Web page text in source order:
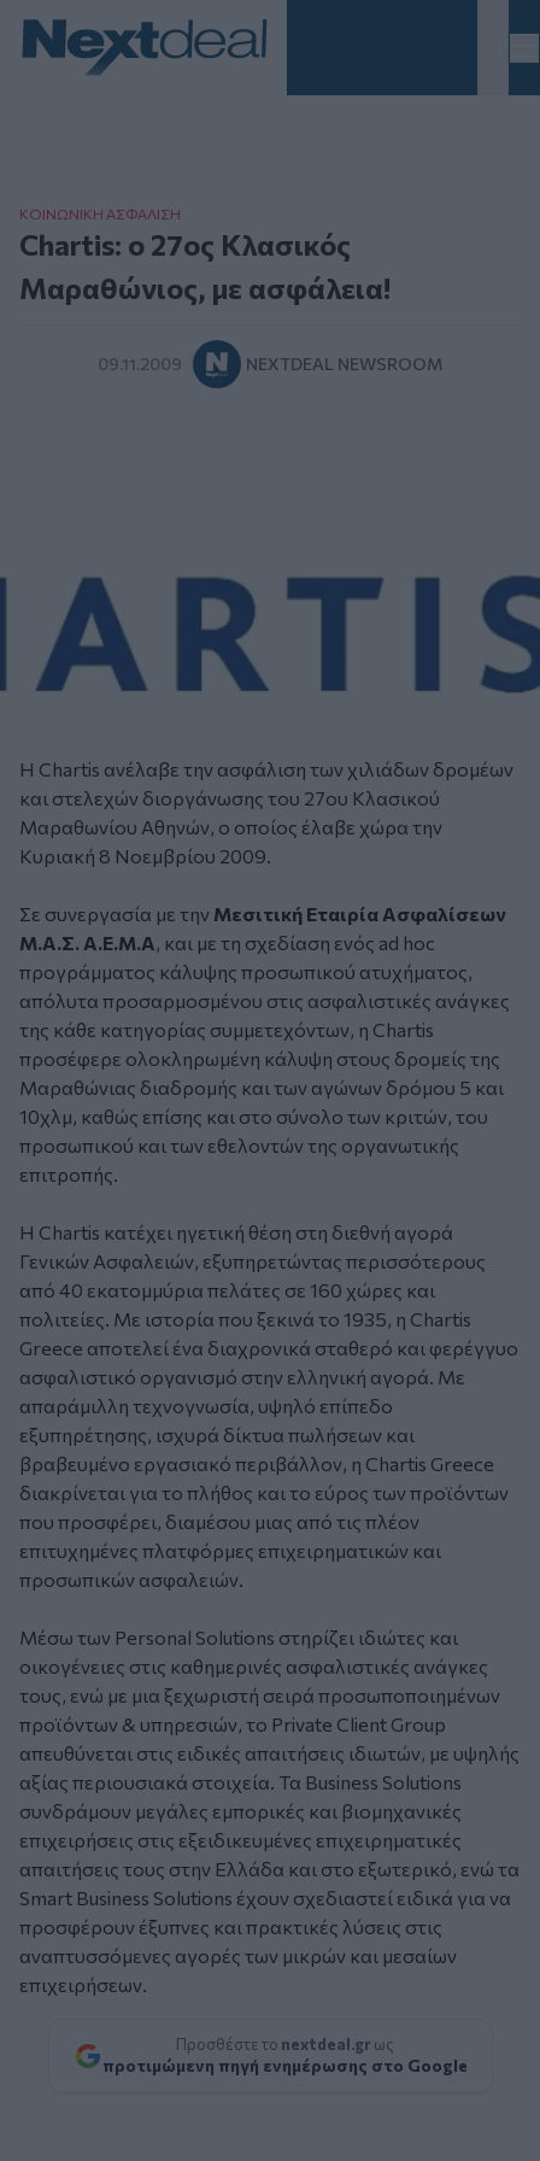
ΚΟΙΝΩΝΙΚΗ ΑΣΦAΛΙΣΗ
Chartis: ο 27ος Κλασικός
Μαραθώνιος, με ασφάλεια!
09.11.2009 NEXTDEAL NEWSROOM
Η Chartis ανέλαβε την ασφάλιση των χιλιάδων δρομέων
και στελεχών διοργάνωσης του 27ου Κλασικού
Μαραθωνίου Αθηνών, ο οποίος έλαβε χώρα την
Κυριακή 8 Νοεμβρίου 2009.
Σε συνεργασία με την Μεσιτική Εταιρία Ασφαλίσεων
Μ.Α.Σ. Α.Ε.Μ.Α, και με τη σχεδίαση ενός ad hoc
προγράμματος κάλυψης προσωπικού ατυχήματος,
απόλυτα προσαρμοσμένου στις ασφαλιστικές ανάγκες
της κάθε κατηγορίας συμμετεχόντων, η Chartis
προσέφερε ολοκληρωμένη κάλυψη στους δρομείς της
Μαραθώνιας διαδρομής και των αγώνων δρόμου 5 και
10χλμ, καθώς επίσης και στο σύνολο των κριτών, του
προσωπικού και των εθελοντών της οργανωτικής
επιτροπής.
H Chartis κατέχει ηγετική θέση στη διεθνή αγορά
Γενικών Ασφαλειών, εξυπηρετώντας περισσότερους
από 40 εκατομμύρια πελάτες σε 160 χώρες και
πολιτείες. Με ιστορία που ξεκινά το 1935, η Chartis
Greece αποτελεί ένα διαχρονικά σταθερό και φερέγγυο
ασφαλιστικό οργανισμό στην ελληνική αγορά. Με
απαράμιλλη τεχνογνωσία, υψηλό επίπεδο
εξυπηρέτησης, ισχυρά δίκτυα πωλήσεων και
βραβευμένο εργασιακό περιβάλλον, η Chartis Greece
διακρίνεται για το πλήθος και το εύρος των προϊόντων
που προσφέρει, διαμέσου μιας από τις πλέον
επιτυχημένες πλατφόρμες επιχειρηματικών και
προσωπικών ασφαλειών.
Μέσω των Personal Solutions στηρίζει ιδιώτες και
οικογένειες στις καθημερινές ασφαλιστικές ανάγκες
τους, ενώ με μια ξεχωριστή σειρά προσωποποιημένων
προϊόντων & υπηρεσιών, το Private Client Group
απευθύνεται στις ειδικές απαιτήσεις ιδιωτών, με υψηλής
αξίας περιουσιακά στοιχεία. Τα Business Solutions
συνδράμουν μεγάλες εμπορικές και βιομηχανικές
επιχειρήσεις στις εξειδικευμένες επιχειρηματικές
απαιτήσεις τους στην Ελλάδα και στο εξωτερικό, ενώ τα
Smart Business Solutions έχουν σχεδιαστεί ειδικά για να
προσφέρουν έξυπνες και πρακτικές λύσεις στις
αναπτυσσόμενες αγορές των μικρών και μεσαίων
επιχειρήσεων.
Προσθέστε το nextdeal.gr ως
προτιμώμενη πηγή ενημέρωσης στο Google